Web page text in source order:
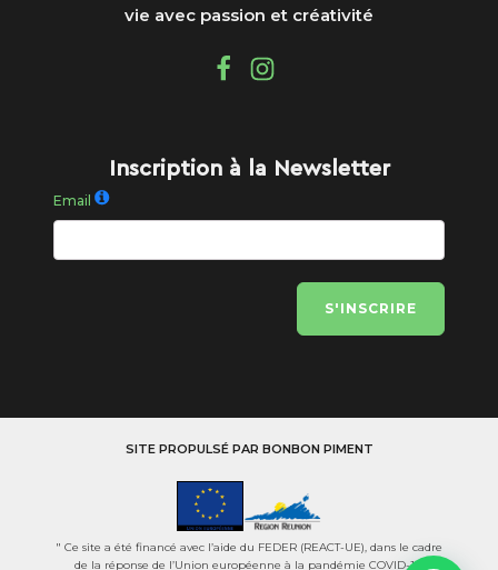
vie avec passion et créativité
Inscription à la Newsletter
Email
S'INSCRIRE
SITE PROPULSÉ PAR BONBON PIMENT
" Ce site a été financé avec l’aide du FEDER (REACT-UE), dans le cadre
de la réponse de l’Union européenne à la pandémie COVID-19.